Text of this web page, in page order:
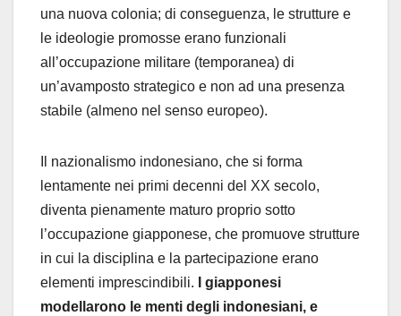
una nuova colonia; di conseguenza, le strutture e
le ideologie promosse erano funzionali
all’occupazione militare (temporanea) di
un’avamposto strategico e non ad una presenza
stabile (almeno nel senso europeo).
Il nazionalismo indonesiano, che si forma
lentamente nei primi decenni del XX secolo,
diventa pienamente maturo proprio sotto
l’occupazione giapponese, che promuove strutture
in cui la disciplina e la partecipazione erano
elementi imprescindibili.
I giapponesi
modellarono le menti degli indonesiani, e